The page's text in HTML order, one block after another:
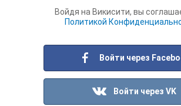
Войдя на Викисити, вы
Политикой
Войти через
Войти через VK